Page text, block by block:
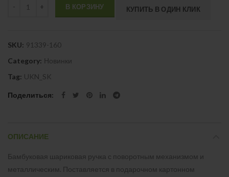
В КОРЗИНУ КУПИТЬ В ОДИН КЛИК
SKU: 91339-160
Category: Новинки
Tag: UKN_SK
Поделиться
ОПИСАНИЕ
Бамбуковая шариковая ручка с поворотным механизмом и
металлическим. Поставляется в подарочном картонном